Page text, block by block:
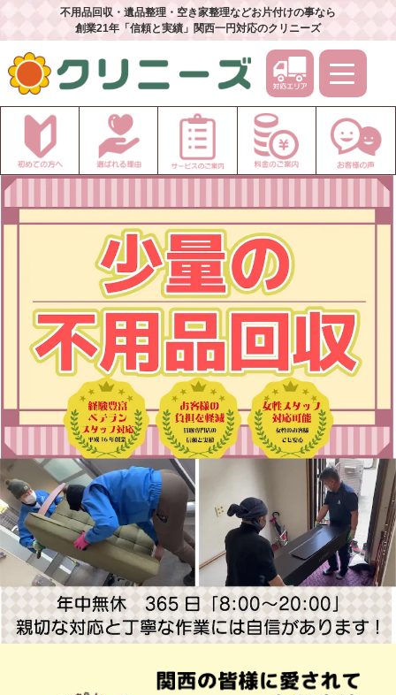
不用品回収・遺品整理・空き家整理などお片付けの事なら
創業21年「信頼と実績」関西一円対応のクリニーズ